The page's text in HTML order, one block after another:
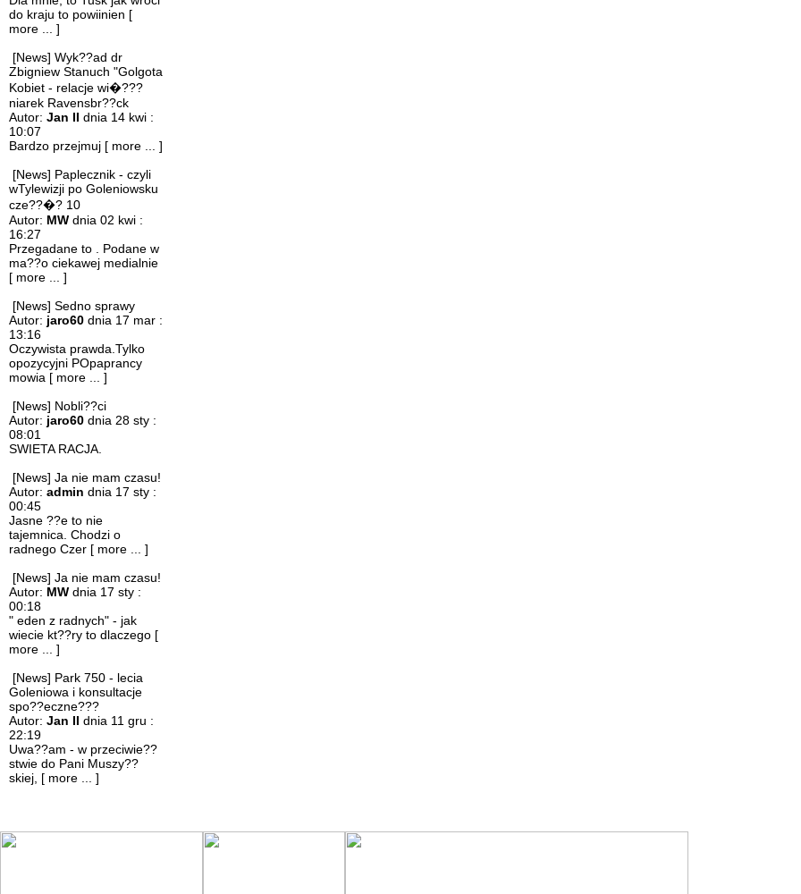
do kraju to powiinien [
more ... ]
[News] Wyk??ad dr
Zbigniew Stanuch "Golgota
Kobiet - relacje wi�???
niarek Ravensbr??ck
Autor: Jan II dnia 14 kwi :
10:07
Bardzo przejmuj [ more ... ]
[News] Paplecznik - czyli
wTylewizji po Goleniowsku
cze??�? 10
Autor: MW dnia 02 kwi :
16:27
Przegadane to . Podane w
ma??o ciekawej medialnie
[ more ... ]
[News] Sedno sprawy
Autor: jaro60 dnia 17 mar :
13:16
Oczywista prawda.Tylko
opozycyjni POpaprancy
mowia [ more ... ]
[News] Nobli??ci
Autor: jaro60 dnia 28 sty :
08:01
SWIETA RACJA.
[News] Ja nie mam czasu!
Autor: admin dnia 17 sty :
00:45
Jasne ??e to nie
tajemnica. Chodzi o
radnego Czer [ more ... ]
[News] Ja nie mam czasu!
Autor: MW dnia 17 sty :
00:18
" eden z radnych" - jak
wiecie kt??ry to dlaczego [
more ... ]
[News] Park 750 - lecia
Goleniowa i konsultacje
spo??eczne???
Autor: Jan II dnia 11 gru :
22:19
Uwa??am - w przeciwie??
stwie do Pani Muszy??
skiej, [ more ... ]